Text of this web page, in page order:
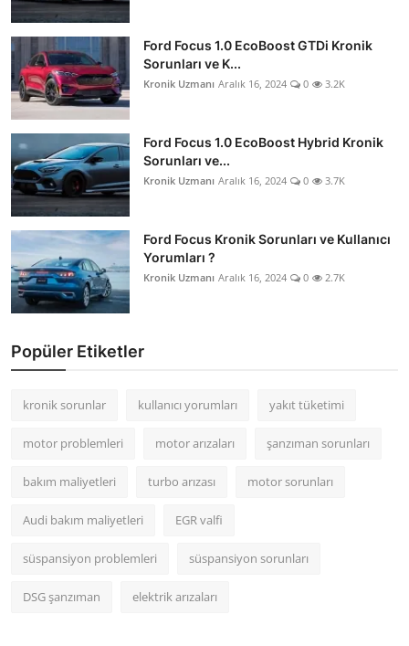
Ford Focus 1.0 EcoBoost GTDi Kronik
Sorunları ve K...
Kronik Uzmanı Aralık 16, 2024 0 3.2K
Ford Focus 1.0 EcoBoost Hybrid Kronik
Sorunları ve...
Kronik Uzmanı Aralık 16, 2024 0 3.7K
Ford Focus Kronik Sorunları ve Kullanıcı
Yorumları ?
Kronik Uzmanı Aralık 16, 2024 0 2.7K
Popüler Etiketler
kronik sorunlar kullanıcı yorumları yakıt tüketimi
motor problemleri motor arızaları şanzıman sorunları
bakım maliyetleri turbo arızası motor sorunları
Audi bakım maliyetleri EGR valfi
süspansiyon problemleri süspansiyon sorunları
DSG şanzıman elektrik arızaları